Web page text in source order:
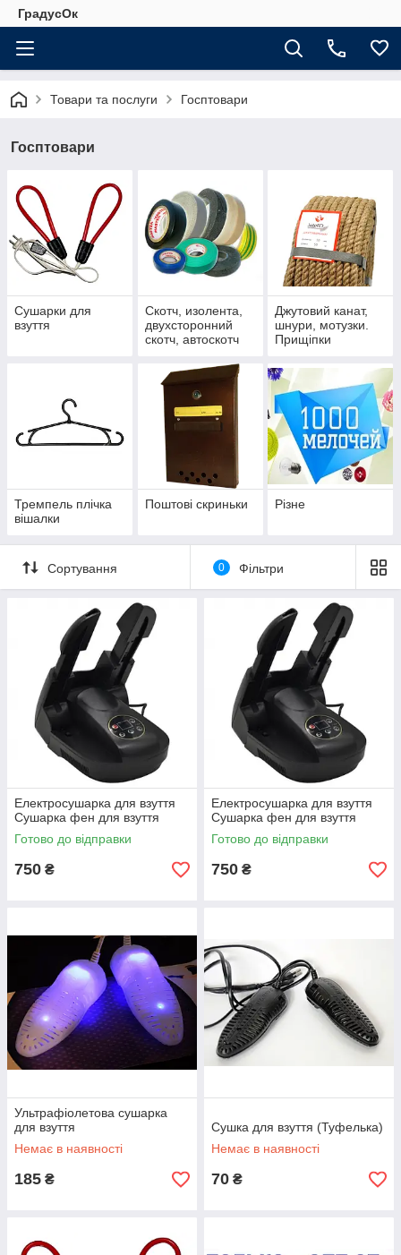
ГрадусОк
Товари та послуги Госптовари
Госптовари
Сушарки для
взуття
Скотч, изолента,
двухсторонний
скотч, автоскотч
Джутовий канат,
шнури, мотузки.
Прищіпки
Тремпель плічка
вішалки
Поштові скриньки Різне
Сортування 0 Фільтри
Електросушарка для взуття
Сушарка фен для взуття
Готово до відправки
750 ₴
Електросушарка для взуття
Сушарка фен для взуття
Готово до відправки
750 ₴
Ультрафіолетова сушарка
для взуття
Немає в наявності
185 ₴
Сушка для взуття (Туфелька)
Немає в наявності
70 ₴